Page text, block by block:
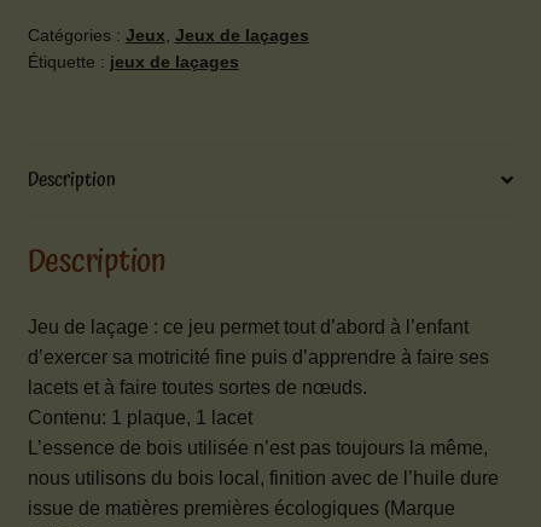
lacer
Catégories : Jeux Jeux de laçages
Étiquette : jeux de laçages
Description
Description
Jeu de laçage : ce jeu permet tout d’abord à l’enfant
d’exercer sa motricité fine puis d’apprendre à faire ses
lacets et à faire toutes sortes de nœuds.
Contenu: 1 plaque, 1 lacet
L’essence de bois utilisée n’est pas toujours la même,
nous utilisons du bois local, finition avec de l’huile dure
issue de matières premières écologiques (Marque